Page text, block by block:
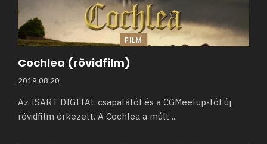
FILM
Cochlea (rövidfilm)
2019.08.20
Az ISART DIGITAL csapatától és a CGMeetup-tól új
rövidfilm érkezett. A Cochlea a múlt ...